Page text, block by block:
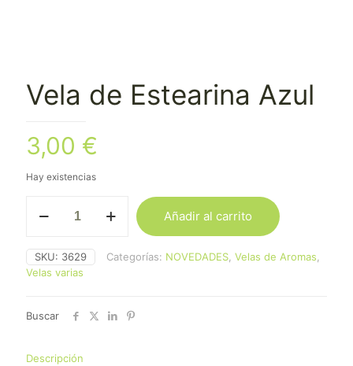
Vela de Estearina Azul
3,00 €
Hay existencias
Azul
cantidad
Añadir al carrito
SKU: 3629 Categorías: NOVEDADES, Velas de Aromas,
Velas varias
Buscar
Descripción